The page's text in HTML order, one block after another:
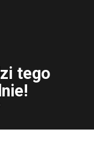
tego